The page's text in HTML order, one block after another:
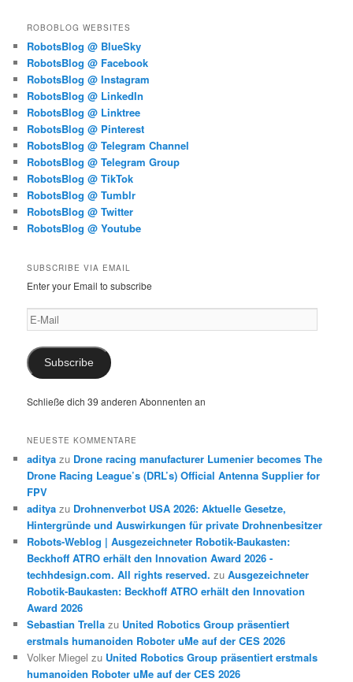
ROBOBLOG WEBSITES
RobotsBlog @ BlueSky
RobotsBlog @ Facebook
RobotsBlog @ Instagram
RobotsBlog @ LinkedIn
RobotsBlog @ Linktree
RobotsBlog @ Pinterest
RobotsBlog @ Telegram Channel
RobotsBlog @ Telegram Group
RobotsBlog @ TikTok
RobotsBlog @ Tumblr
RobotsBlog @ Twitter
RobotsBlog @ Youtube
SUBSCRIBE VIA EMAIL
Enter your Email to subscribe
E-
Mail
Subscribe
Schließe dich 39 anderen Abonnenten an
NEUESTE KOMMENTARE
aditya zu Drone racing manufacturer Lumenier becomes The
Drone Racing League’s (DRL’s) Official Antenna Supplier for
FPV
aditya zu Drohnenverbot USA 2026: Aktuelle Gesetze,
Hintergründe und Auswirkungen für private Drohnenbesitzer
Robots-Weblog | Ausgezeichneter Robotik-Baukasten:
Beckhoff ATRO erhält den Innovation Award 2026 -
techhdesign.com. All rights reserved. zuAusgezeichneter
Robotik-Baukasten: Beckhoff ATRO erhält den Innovation
Award 2026
Sebastian Trella zu United Robotics Group präsentiert
erstmals humanoiden Roboter uMe auf der CES 2026
Volker Miegel zu United Robotics Group präsentiert erstmals
humanoiden Roboter uMe auf der CES 2026